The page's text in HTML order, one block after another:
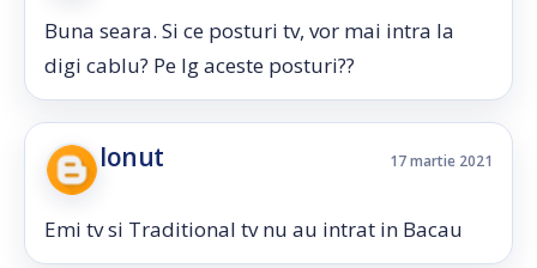
Buna seara. Si ce posturi tv, vor mai intra la
digi cablu? Pe lg aceste posturi??
Ionut 17 martie 2021
Emi tv si Traditional tv nu au intrat in Bacau